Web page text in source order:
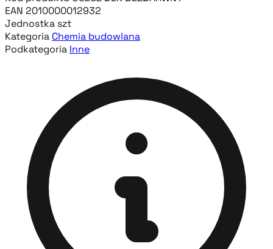
EAN 2010000012932
Jednostka szt
Kategoria Chemia budowlana
Podkategoria Inne